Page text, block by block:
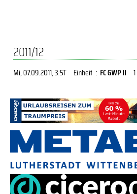
2011/12
Mi, 07.09.2011, 3.ST Einheit : FC GWP II